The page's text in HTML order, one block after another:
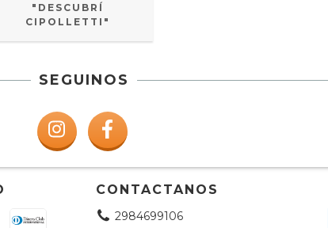
"DESCUBRÍ
CIPOLLETTI"
SEGUINOS
CONTACTANOS
2984699106